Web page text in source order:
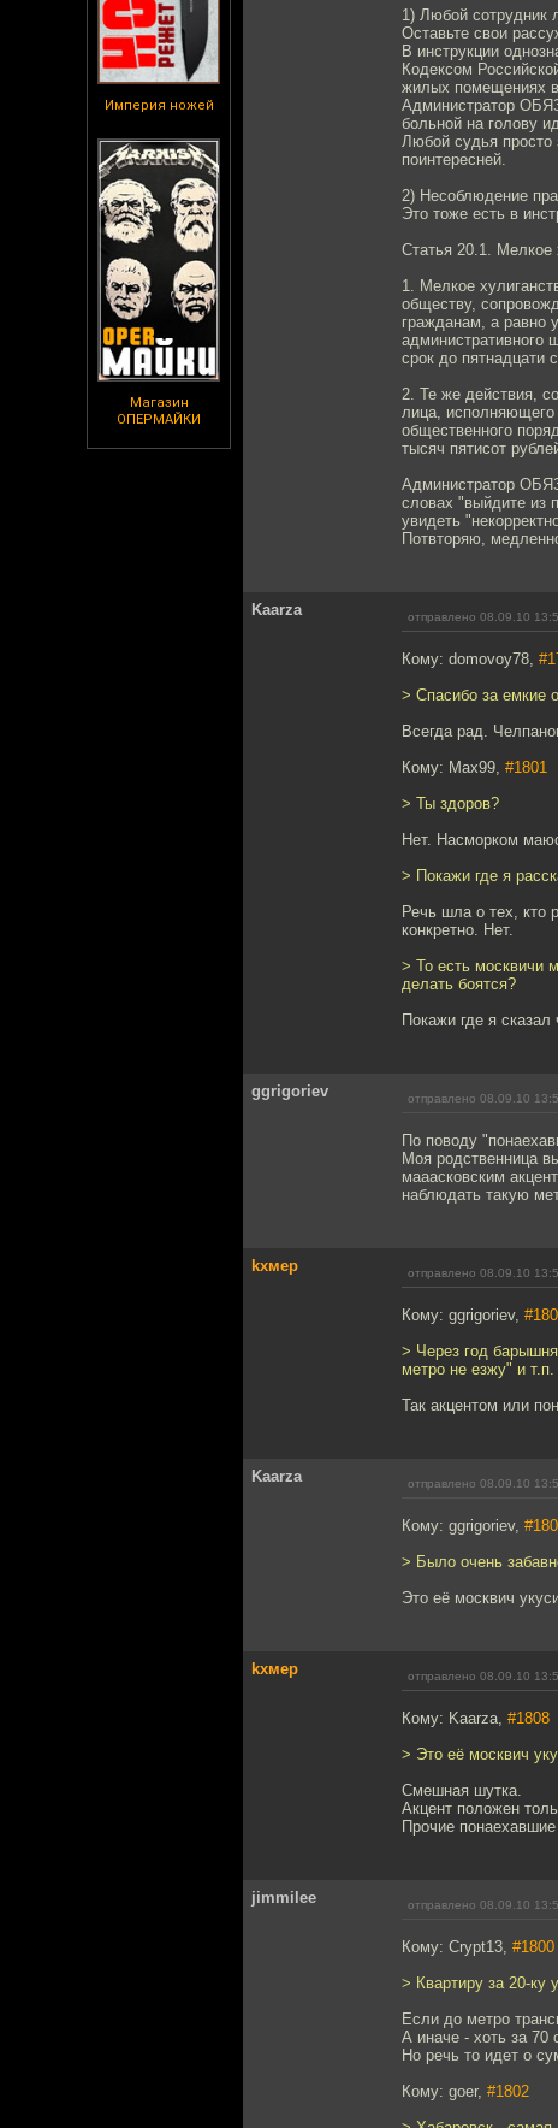
Империя ножей
Магазин
ОПЕРМАЙКИ
1) Любой сотрудник
Оставьте свои
В инструкции
Кодексом
жилых помещениях
Администратор
больной на голову
Любой судья просто
поинтересней.
2) Несоблюдение
Это тоже есть в
Статья 20.1. Мелкое
1. Мелкое
обществу,
гражданам, а равно
административного
срок до пятнадцати
2. Те же действия,
лица, исполняющего
общественного
тысяч пятисот
Администратор
словах "выйдите из
увидеть
Потвторяю,
Kaarza отправлено 08.09.10
Кому: domovoy78,
> Спасибо за емкие
Всегда рад.
Кому: Max99, #1801
> Ты здоров?
Нет. Насморком
> Покажи где я
Речь шла о тех, кто
конкретно. Нет.
> То есть москвичи
делать боятся?
Покажи где я сказал
ggrigoriev отправлено 08.09.10
По поводу
Моя родственница
мааасковским
наблюдать такую
kxмep отправлено 08.09.10
Кому: ggrigoriev,
> Через год
метро не езжу" и т.п.
Так акцентом или
Kaarza отправлено 08.09.10
Кому: ggrigoriev,
> Было очень
Это её москвич
kxмep отправлено 08.09.10
Кому: Kaarza, #1808
> Это её москвич
Смешная шутка.
Акцент положен
Прочие
jimmilee отправлено 08.09.10
Кому: Crypt13, #1800
> Квартиру за 20-ку
Если до метро
А иначе - хоть за 70
Но речь то идет о
Кому: goer, #1802